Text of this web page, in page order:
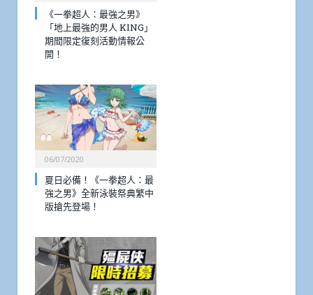
《一拳超人：最強之男》
「地上最強的男人 KING」
期間限定復刻活動情報公
開！
06/07/2020
夏日必備！《一拳超人：最
強之男》全新泳裝祭典繁中
版搶先登場！